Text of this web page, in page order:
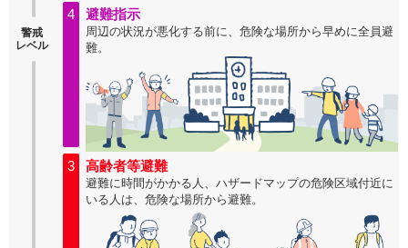
警戒
レベル
4 避難指示
周辺の状況が悪化する前に、危険な場所から早めに全員避
難。
3 高齢者等避難
避難に時間がかかる人、ハザードマップの危険区域付近に
いる人は、危険な場所から避難。